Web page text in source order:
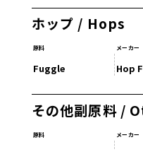
ホップ / Hops
原料 メーカー
Fuggle Hop
その他副原料 /
原料 メーカー